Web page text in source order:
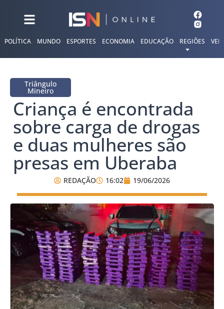
POLÍTICA MUNDO ESPORTES ECONOMIA EDUCAÇÃO REGIÕES
Triângulo
Mineiro
Criança é encontrada
sobre carga de drogas
e duas mulheres são
presas em Uberaba
REDAÇÃO 16:02 19/06/2026